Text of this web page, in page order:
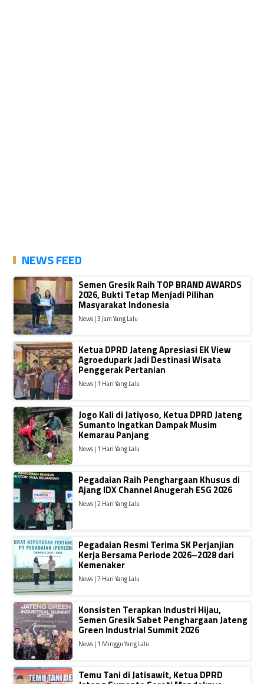
NEWS FEED
Semen Gresik Raih TOP BRAND AWARDS
2026, Bukti Tetap Menjadi Pilihan
Masyarakat Indonesia
News | 3 Jam Yang Lalu
Ketua DPRD Jateng Apresiasi EK View
Agroedupark Jadi Destinasi Wisata
Penggerak Pertanian
News | 1 Hari Yang Lalu
Jogo Kali di Jatiyoso, Ketua DPRD Jateng
Sumanto Ingatkan Dampak Musim
Kemarau Panjang
News | 1 Hari Yang Lalu
Pegadaian Raih Penghargaan Khusus di
Ajang IDX Channel Anugerah ESG 2026
News | 2 Hari Yang Lalu
Pegadaian Resmi Terima SK Perjanjian
Kerja Bersama Periode 2026–2028 dari
Kemenaker
News | 7 Hari Yang Lalu
Konsisten Terapkan Industri Hijau,
Semen Gresik Sabet Penghargaan Jateng
Green Industrial Summit 2026
News | 1 Minggu Yang Lalu
Temu Tani di Jatisawit, Ketua DPRD